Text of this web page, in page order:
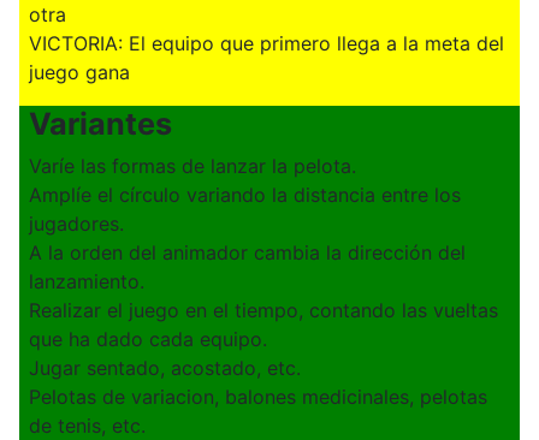
otra
VICTORIA: El equipo que primero llega a la meta del
juego gana
Variantes
Varíe las formas de lanzar la pelota.
Amplíe el círculo variando la distancia entre los
jugadores.
A la orden del animador cambia la dirección del
lanzamiento.
Realizar el juego en el tiempo, contando las vueltas
que ha dado cada equipo.
Jugar sentado, acostado, etc.
Pelotas de variacion, balones medicinales, pelotas
de tenis, etc.